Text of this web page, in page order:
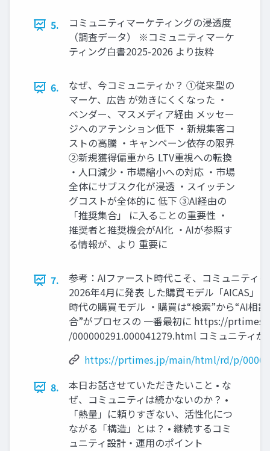
5.
コミュニティマーケティングの浸透度
（調査データ） ※コミュニティマーケ
ティング白書2025-2026 より抜粋
6.
なぜ、今コミュニティか？ ①従来型の
マーケ、広告 が効きにくくなった ・
ベンダー、マスメディア経由 メッセー
ジへのアテンション低下 ・新規集客コ
ストの高騰 ・キャンペーン依存の限界
②新規獲得偏重から LTV重視への転換
・人口減少・市場縮小への対応 ・市場
全体にサブスク化が浸透 ・スイッチン
グコストが全体的に 低下 ③AI経由の
「推奨集合」 に入ることの重要性 ・
推奨者と推奨機会がAI化 ・AIが参照す
る情報が、より 重要に
7.
参考：AIファースト時代こそ、コミュニティ
2026年4月に発表 した購買モデル「AICAS」
時代の購買モデル ・購買は“検索”から“AI相
合”がプロセスの 一番最初に https://
/000000291.000041279.html コミュニティが
https://prtimes.jp/main/html/rd/p/
8.
本日お話させていただきたいこと • な
ぜ、コミュニティは続かないのか？ •
「熱量」に頼りすぎない、活性化につ
ながる「構造」とは？ • 継続するコミ
ュニティ設計・運用のポイント